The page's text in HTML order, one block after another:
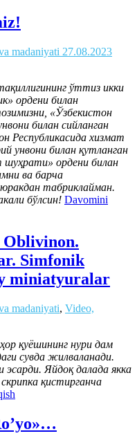
madaniyati 27.08.2023
ўттиз икки
ордени билан
«Ўзбекистон
билан сийланган
Республикасида хизмат
унвони билан қутланган
ордени билан
ва барча
табриклайман.
бўлсин! Davomini
Oblivinon.
Simfonik
miniatyuralar
madaniyati, Video,
қуёшининг нури дам
сувда жилваланади.
Яйдоқ далада якка
қистирганча